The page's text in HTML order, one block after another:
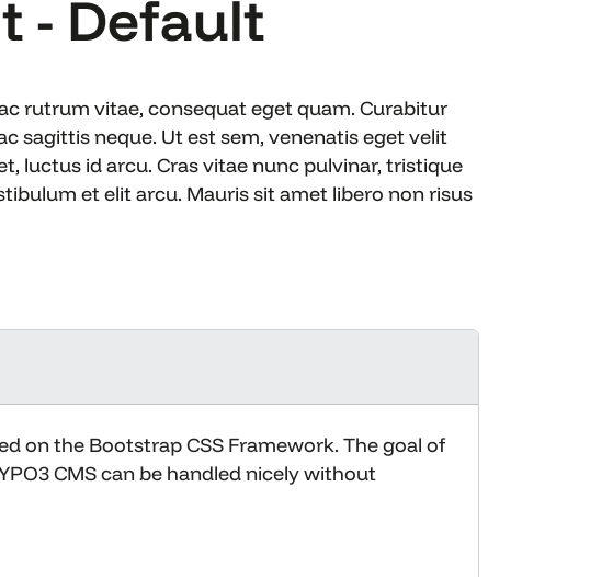
- Default
rutrum vitae, consequat eget quam. Curabitur
sagittis neque. Ut est sem, venenatis eget velit
luctus id arcu. Cras vitae nunc pulvinar, tristique
et elit arcu. Mauris sit amet libero non risus
on the Bootstrap CSS Framework. The goal of
CMS can be handled nicely without